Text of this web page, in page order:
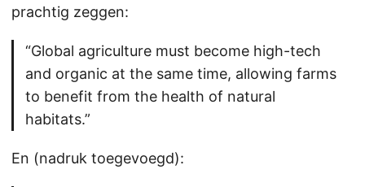
prachtig zeggen:
“Global agriculture must become high-tech
and organic at the same time, allowing farms
to benefit from the health of natural
habitats.”
En (nadruk toegevoegd):